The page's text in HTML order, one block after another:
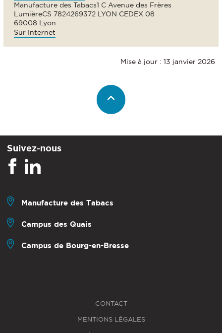
Manufacture des Tabacs1 C Avenue des Frères
LumièreCS 7824269372 LYON CEDEX 08
69008 Lyon
Sur Internet
Mise à jour : 13 janvier 2026
Suivez-nous
Manufacture des Tabacs
Campus des Quais
Campus de Bourg-en-Bresse
CONTACT
MENTIONS LÉGALES